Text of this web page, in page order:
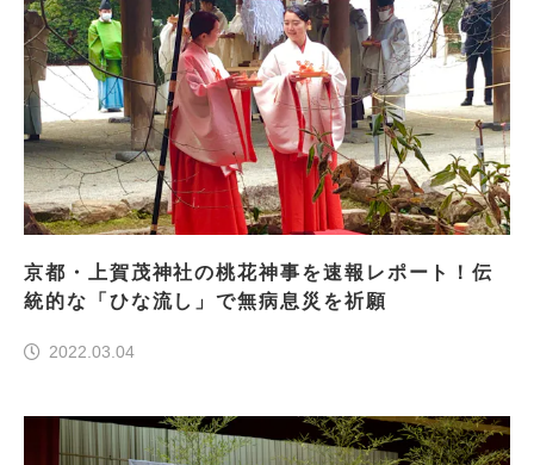
京都・上賀茂神社の桃花神事を速報レポート！伝
統的な「ひな流し」で無病息災を祈願
2022.03.04